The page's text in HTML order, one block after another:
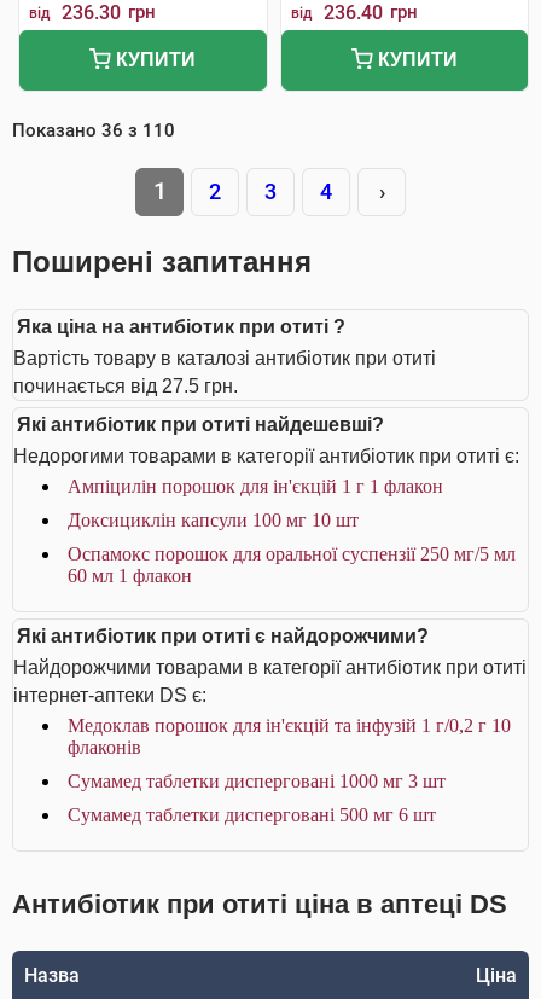
від 236.30 грн
КУПИТИ
від 236.40 грн
КУПИТИ
Показано 36 з 110
1 2 3 4 ›
Поширені запитання
Яка ціна на антибіотик при отиті ?
Вартість товару в каталозі антибіотик при отиті
починається від 27.5 грн.
Які антибіотик при отиті найдешевші?
Недорогими товарами в категорії антибіотик при отиті є:
Ампіцилін порошок для ін'єкцій 1 г 1 флакон
Доксициклін капсули 100 мг 10 шт
Оспамокс порошок для оральної суспензії 250 мг/5 мл
60 мл 1 флакон
Які антибіотик при отиті є найдорожчими?
Найдорожчими товарами в категорії антибіотик при отиті
інтернет-аптеки DS є:
Медоклав порошок для ін'єкцій та інфузій 1 г/0,2 г 10
флаконів
Сумамед таблетки дисперговані 1000 мг 3 шт
Сумамед таблетки дисперговані 500 мг 6 шт
Антибіотик при отиті ціна в аптеці DS
Назва Ціна